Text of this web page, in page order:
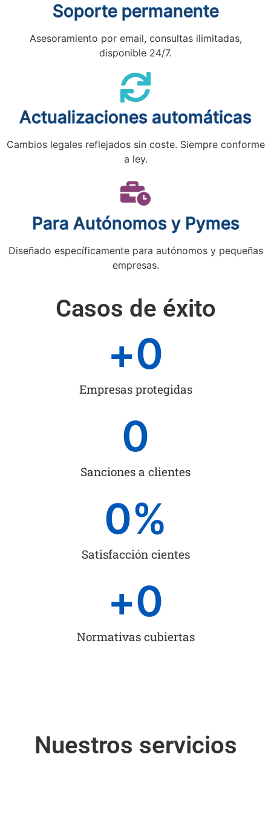
Soporte permanente
Asesoramiento por email, consultas ilimitadas,
disponible 24/7.
Actualizaciones automáticas
Cambios legales reflejados sin coste. Siempre conforme
a ley.
Para Autónomos y Pymes
Diseñado específicamente para autónomos y pequeñas
empresas.
Casos de éxito
Empresas protegidas
+0
Sanciones a clientes
0
Satisfacción cientes
0%
Normativas cubiertas
+0
Nuestros servicios